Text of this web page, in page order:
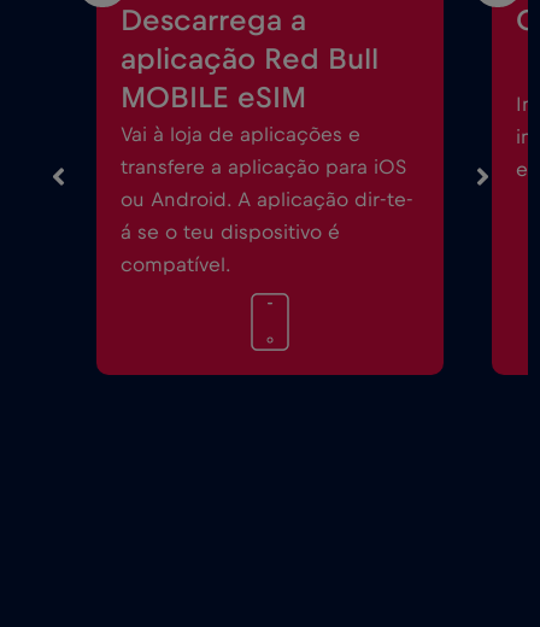
Descarrega a
aplicação Red Bull
MOBILE eSIM
Vai à loja de aplicações e
transfere a aplicação para iOS
ou Android. A aplicação dir-te-
á se o teu dispositivo é
compatível.